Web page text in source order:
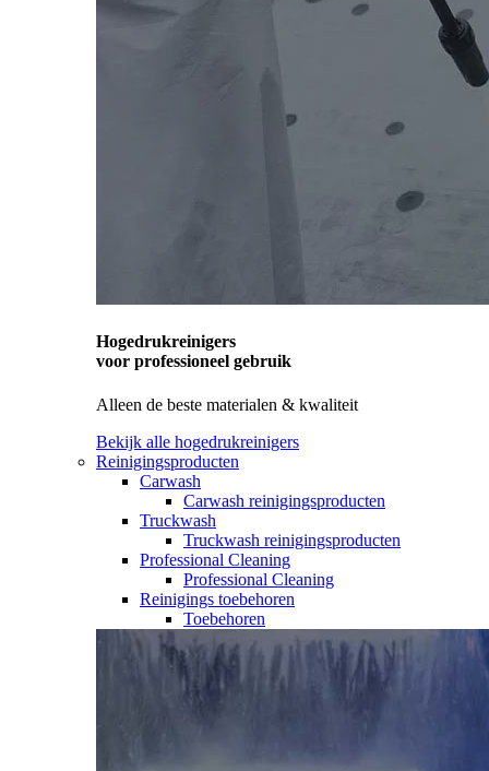
Hogedrukreinigers
voor professioneel gebruik
Alleen de beste materialen & kwaliteit
Bekijk alle hogedrukreinigers
Reinigingsproducten
Carwash
Carwash reinigingsproducten
Truckwash
Truckwash reinigingsproducten
Professional Cleaning
Professional Cleaning
Reinigings toebehoren
Toebehoren